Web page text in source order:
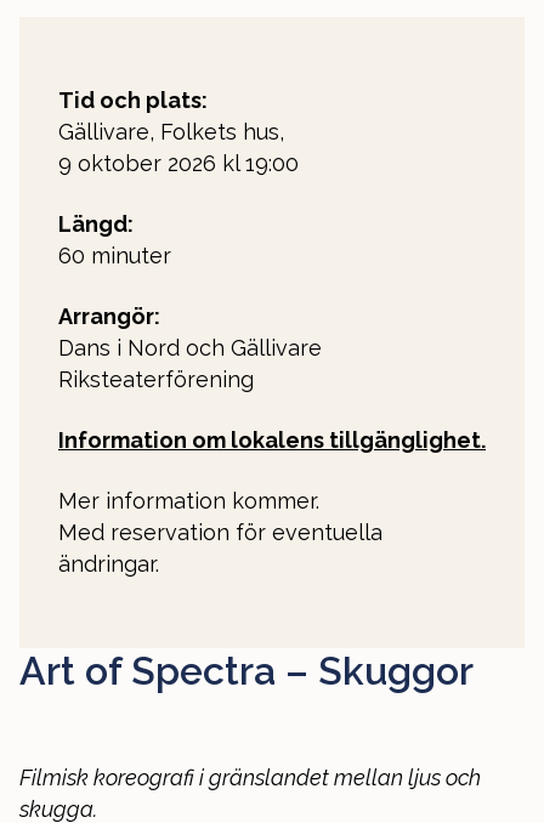
Art of Spectra – Skuggor
Filmisk koreografi i gränslandet mellan ljus och
skugga.
Tid och plats:
Gällivare, Folkets hus,
9 oktober 2026 kl 19:00
Längd:
60 minuter
Arrangör:
Dans i Nord och Gällivare
Riksteaterförening
Information om lokalens tillgänglighet.
Mer information kommer.
Med reservation för eventuella
ändringar.